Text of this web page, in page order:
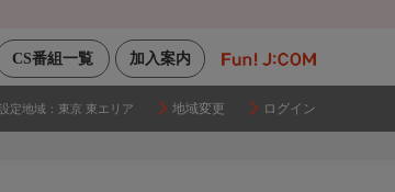
加入案内
CS番組一覧
定地域： 東京 東エリア 地域変更 ログイン